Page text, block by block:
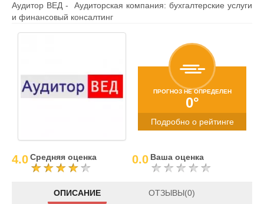
Аудитор ВЕД - Аудиторская компания: бухгалтерские услуги
и финансовый консалтинг
ПРОГНОЗ НЕ ОПРЕДЕЛЕН
0°
Подробно о рейтинге
4.0Средняя оценка 0.0 Ваша оценка
ОПИСАНИЕ ОТЗЫВЫ(0)